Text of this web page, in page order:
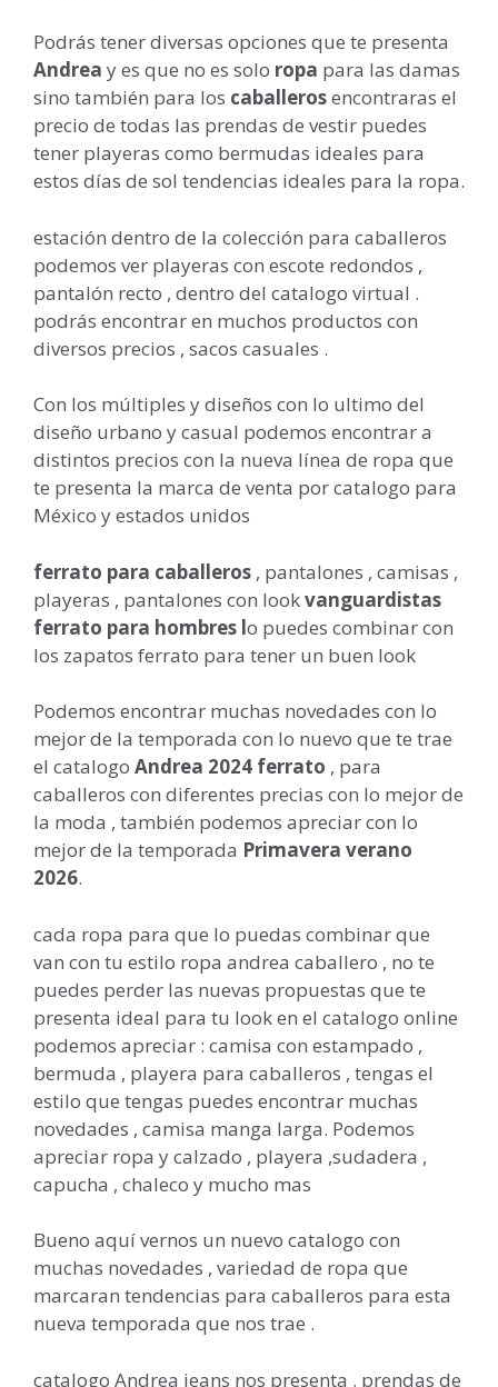
Podrás tener diversas opciones que te presenta
Andrea y es que no es solo ropa para las damas
sino también para los caballerosencontraras el
precio de todas las prendas de vestir puedes
tener playeras como bermudas ideales para
estos días de sol tendencias ideales para la ropa.
estación dentro de la colección para caballeros
podemos ver playeras con escote redondos ,
pantalón recto , dentro del catalogo virtual .
podrás encontrar en muchos productos con
diversos precios , sacos casuales .
Con los múltiples y diseños con lo ultimo del
diseño urbano y casual podemos encontrar a
distintos precios con la nueva línea de ropa que
te presenta la marca de venta por catalogo para
México y estados unidos
ferrato para caballeros , pantalones , camisas ,
playeras , pantalones con lookvanguardistas
ferrato para hombres lo puedes combinar con
los zapatos ferrato para tener un buen look
Podemos encontrar muchas novedades con lo
mejor de la temporada con lo nuevo que te trae
el catalogo Andrea 2024 ferrato , para
caballeros con diferentes precias con lo mejor de
la moda , también podemos apreciar con lo
mejor de la temporada Primavera verano
2026.
cada ropa para que lo puedas combinar que
van con tu estilo ropa andrea caballero , no te
puedes perder las nuevas propuestas que te
presenta ideal para tu look en el catalogo online
podemos apreciar : camisa con estampado ,
bermuda , playera para caballeros , tengas el
estilo que tengas puedes encontrar muchas
novedades , camisa manga larga. Podemos
apreciar ropa y calzado , playera ,sudadera ,
capucha , chaleco y mucho mas
Bueno aquí vernos un nuevo catalogo con
muchas novedades , variedad de ropa que
marcaran tendencias para caballeros para esta
nueva temporada que nos trae .
catalogo Andrea jeans nos presenta . prendas de